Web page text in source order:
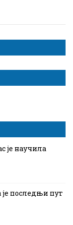
је научила
последњи пут